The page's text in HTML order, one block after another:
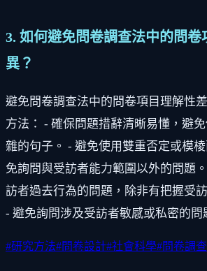
3. 如何避免問卷調查法中的問卷
異？
避免問卷調查法中的問卷項目理解性
方法： - 確保問題措辭清晰易懂，避
雜的句子。 - 避免使用雙重否定或模
免詢問與受訪者能力範圍以外的問題
訪者過去行為的問題，除非有把握受
- 避免詢問涉及受訪者敏感或私密的問
#研究方法#問卷設計#社會科學#問卷調查